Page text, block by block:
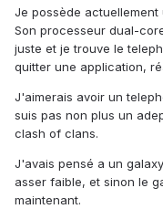
Je possède
Son processeur dual-
juste et je trouve le
quitter une application,
J'aimerais avoir un
suis pas non plus un
clash of clans.
J'avais pensé a un
asser faible, et sinon le
maintenant.